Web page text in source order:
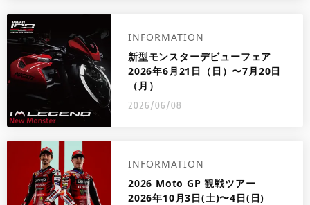
INFORMATION
新型モンスターデビューフェア
2026年6月21日（日）〜7月20日
（月）
2026/06/08
INFORMATION
2026 Moto GP 観戦ツアー
2026年10月3日(土)〜4日(日)